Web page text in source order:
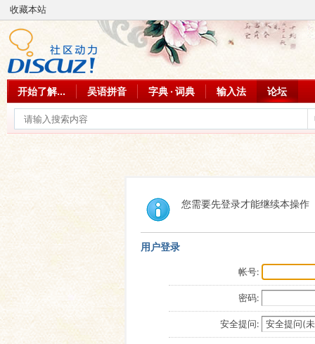
收藏本站
开始了解... 吴语拼音 字典 · 词典 输入法 论坛
您需要先登录才能继续本操作
用户登录
帐号:
密码:
安全提问: